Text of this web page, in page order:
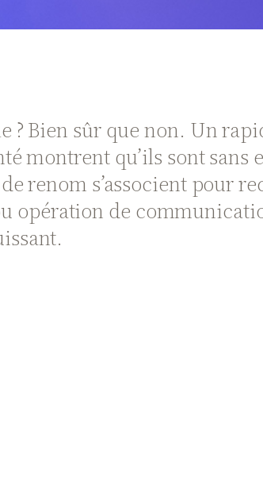
? Bien sûr que non. Un
montrent qu’ils sont sans
renom s’associent pour
de